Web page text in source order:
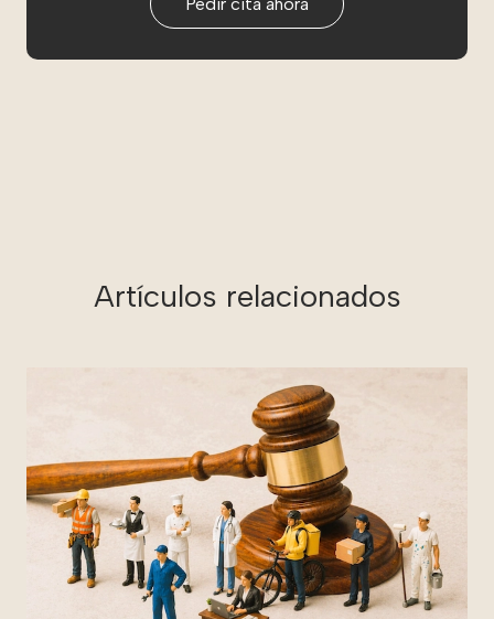
Artículos relacionados